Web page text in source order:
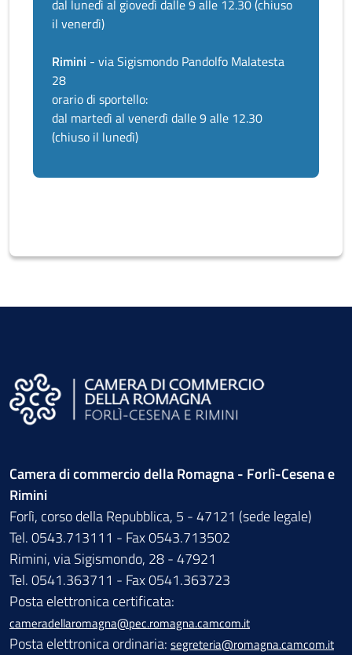
dal lunedì al giovedì dalle 9 alle 12.30 (chiuso
il venerdì)
Rimini - via Sigismondo Pandolfo Malatesta
28
orario di sportello:
dal martedì al venerdì dalle 9 alle 12.30
(chiuso il lunedì)
Camera di commercio della Romagna - Forlì-Cesena e
Rimini
Forlì, corso della Repubblica, 5 - 47121 (sede legale)
Tel. 0543.713111 - Fax 0543.713502
Rimini, via Sigismondo, 28 - 47921
Tel. 0541.363711 - Fax 0541.363723
Posta elettronica certificata:
cameradellaromagna@pec.romagna.camcom.it
Posta elettronica ordinaria: segreteria@romagna.camcom.it